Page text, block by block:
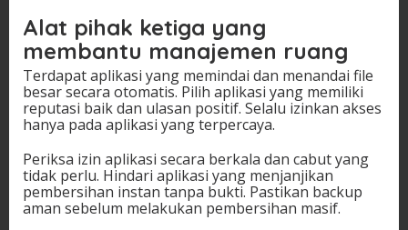
Alat pihak ketiga yang
membantu manajemen ruang
Terdapat aplikasi yang memindai dan menandai file
besar secara otomatis. Pilih aplikasi yang memiliki
reputasi baik dan ulasan positif. Selalu izinkan akses
hanya pada aplikasi yang terpercaya.
Periksa izin aplikasi secara berkala dan cabut yang
tidak perlu. Hindari aplikasi yang menjanjikan
pembersihan instan tanpa bukti. Pastikan backup
aman sebelum melakukan pembersihan masif.